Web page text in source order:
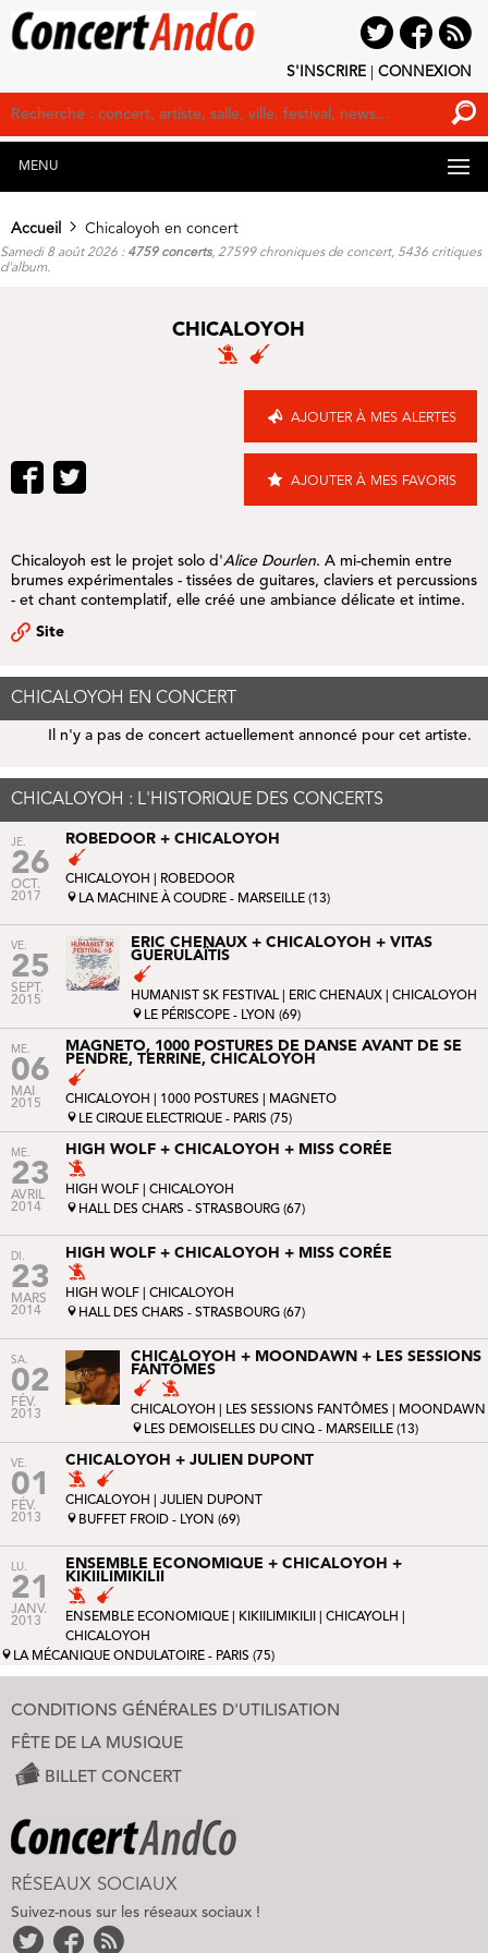
S'INSCRIRE CONNEXION
MENU
Accueil Chicaloyoh en concert
Samedi 8 août 2026 : 4759 concerts, 27599 chroniques de concert, 5436 critiques
d'album.
CHICALOYOH
AJOUTER À MES ALERTES
AJOUTER À MES FAVORIS
Chicaloyoh est le projet solo d'Alice Dourlen. A mi-chemin entre
brumes expérimentales - tissées de guitares, claviers et percussions
- et chant contemplatif, elle créé une ambiance délicate et intime.
Site
CHICALOYOH EN CONCERT
Il n'y a pas de concert actuellement annoncé pour cet artiste.
CHICALOYOH : L'HISTORIQUE DES CONCERTS
JE.
26
OCT.
2017
ROBEDOOR + CHICALOYOH
CHICALOYOH |
ROBEDOOR
LA MACHINE À COUDRE - MARSEILLE (13)
VE.
25
SEPT.
2015
ERIC CHENAUX + CHICALOYOH + VITAS
GUERULAÏTIS
HUMANIST SK FESTIVAL| ERIC CHENAUX | CHICALOYOH
LE PÉRISCOPE - LYON (69)
ME.
06
MAI
2015
MAGNETO, 1000 POSTURES DE DANSE AVANT DE SE
PENDRE, TERRINE, CHICALOYOH
CHICALOYOH | 1000 POSTURES
MAGNETO
LE CIRQUE ELECTRIQUE - PARIS (75)
ME.
23
AVRIL
2014
HIGH WOLF + CHICALOYOH + MISS CORÉE
HIGH WOLF | CHICALOYOH
HALL DES CHARS - STRASBOURG (67)
DI.
23
MARS
2014
HIGH WOLF + CHICALOYOH + MISS CORÉE
HIGH WOLF | CHICALOYOH
HALL DES CHARS - STRASBOURG (67)
SA.
02
FÉV.
2013
CHICALOYOH + MOONDAWN + LES SESSIONS
FANTÔMES
CHICALOYOH | LES SESSIONS FANTÔMES
MOONDAWN
LES DEMOISELLES DU CINQ - MARSEILLE (13)
VE.
01
FÉV.
2013
CHICALOYOH + JULIEN DUPONT
CHICALOYOH | JULIEN DUPONT
BUFFET FROID - LYON (69)
LU.
21
JANV.
2013
ENSEMBLE ECONOMIQUE + CHICALOYOH +
KIKIILIMIKILII
ENSEMBLE ECONOMIQUE KIKIILIMIKILII CHICAYOLH
CHICALOYOH
LA MÉCANIQUE ONDULATOIRE - PARIS (75)
CONDITIONS GÉNÉRALES D'UTILISATION
FÊTE DE LA MUSIQUE
BILLET CONCERT
RÉSEAUX SOCIAUX
Suivez-nous sur les réseaux sociaux !